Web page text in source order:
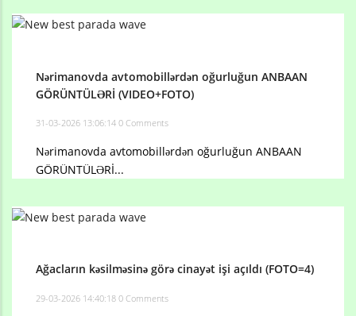
Nərimanovda avtomobillərdən oğurluğun ANBAAN
GÖRÜNTÜLƏRİ (VIDEO+FOTO)
31-03-2026 13:06:14 0 Comments
Nərimanovda avtomobillərdən oğurluğun ANBAAN
GÖRÜNTÜLƏRİ...
Ağacların kəsilməsinə görə cinayət işi açıldı (FOTO=4)
29-03-2026 14:40:18 0 Comments